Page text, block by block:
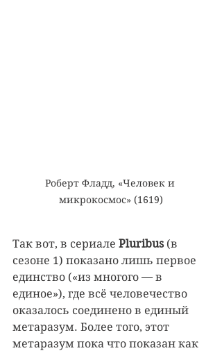
Роберт Фладд, «Человек и
микрокосмос» (1619)
Так вот, в сериале Pluribus (в
сезоне 1) показано лишь первое
единство («из многого — в
единое»), где всё человечество
оказалось соединено в единый
метаразум. Более того, этот
метаразум пока что показан как